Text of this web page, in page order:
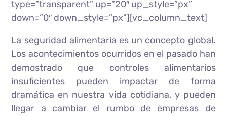
type=”transparent” up=”20″ up_style=”px”
down=”0″ down_style=”px”][vc_column_text]
La seguridad alimentaria es un concepto global.
Los acontecimientos ocurridos en el pasado han
demostrado que controles alimentarios
insuficientes pueden impactar de forma
dramática en nuestra vida cotidiana, y pueden
llegar a cambiar el rumbo de empresas de